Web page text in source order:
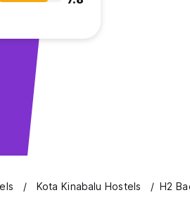
Kota Kinabalu Hostels H2